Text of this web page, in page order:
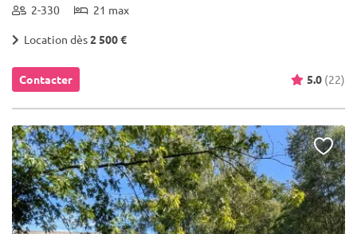
2-330 21 max
Location dès2 500 €
Contacter 5.0 (22)